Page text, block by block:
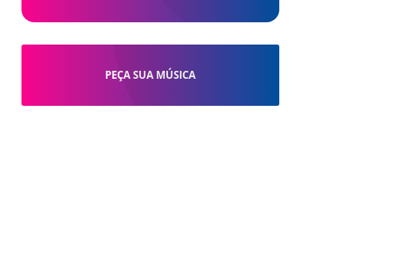
PEÇA SUA MÚSICA